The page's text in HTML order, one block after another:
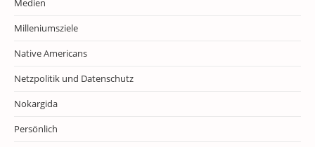
Medien
Milleniumsziele
Native Americans
Netzpolitik und Datenschutz
Nokargida
Persönlich